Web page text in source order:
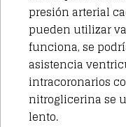
presión arterial
pueden utilizar
funciona, se
asistencia
intracoronarios
nitroglicerina se
lento.